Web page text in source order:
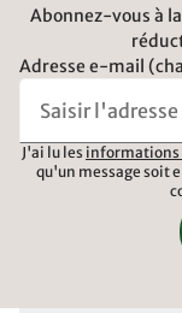
Abonnez-vous à
Adresse e-mail
J'ai lu les informations
qu'un message soit